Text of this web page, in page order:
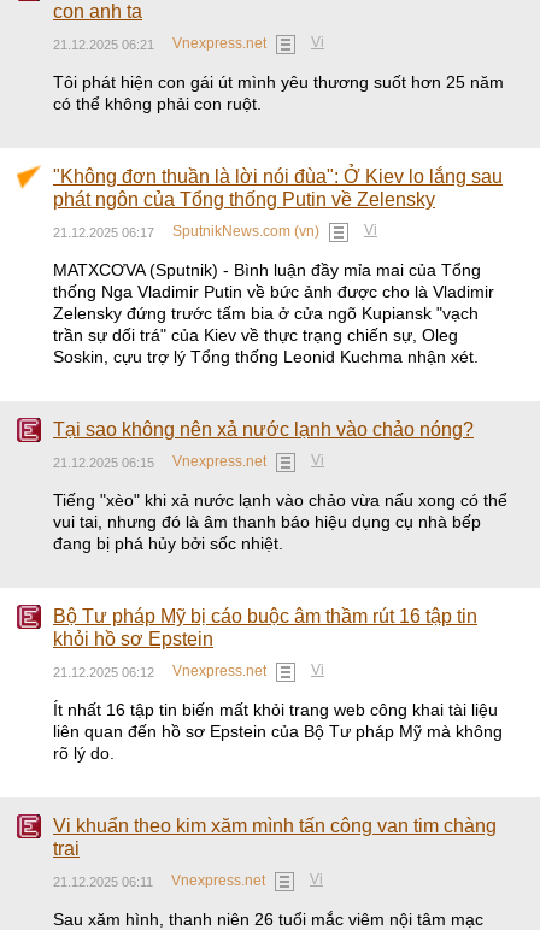
con anh ta
21.12.2025 06:21 Vnexpress.net Vi
Tôi phát hiện con gái út mình yêu thương suốt hơn 25 năm
có thể không phải con ruột.
"Không đơn thuần là lời nói đùa": Ở Kiev lo lắng sau
phát ngôn của Tổng thống Putin về Zelensky
21.12.2025 06:17 SputnikNews.com (vn) Vi
MATXCƠVA (Sputnik) - Bình luận đầy mỉa mai của Tổng
thống Nga Vladimir Putin về bức ảnh được cho là Vladimir
Zelensky đứng trước tấm bia ở cửa ngõ Kupiansk "vạch
trần sự dối trá" của Kiev về thực trạng chiến sự, Oleg
Soskin, cựu trợ lý Tổng thống Leonid Kuchma nhận xét.
Tại sao không nên xả nước lạnh vào chảo nóng?
21.12.2025 06:15 Vnexpress.net Vi
Tiếng "xèo" khi xả nước lạnh vào chảo vừa nấu xong có thể
vui tai, nhưng đó là âm thanh báo hiệu dụng cụ nhà bếp
đang bị phá hủy bởi sốc nhiệt.
Bộ Tư pháp Mỹ bị cáo buộc âm thầm rút 16 tập tin
khỏi hồ sơ Epstein
21.12.2025 06:12 Vnexpress.net Vi
Ít nhất 16 tập tin biến mất khỏi trang web công khai tài liệu
liên quan đến hồ sơ Epstein của Bộ Tư pháp Mỹ mà không
rõ lý do.
Vi khuẩn theo kim xăm mình tấn công van tim chàng
trai
21.12.2025 06:11 Vnexpress.net Vi
Sau xăm hình, thanh niên 26 tuổi mắc viêm nội tâm mạc